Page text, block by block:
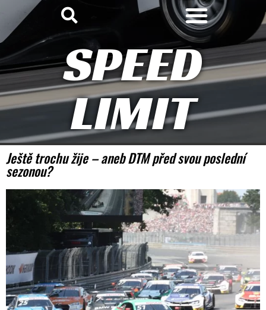
SPEED
LIMIT
Ještě trochu žije – aneb DTM před svou poslední
sezonou?